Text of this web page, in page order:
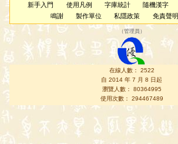
新手入門 使用凡例 字庫統計 隨機漢字
鳴謝
製作單位 私隱政策 免責聲明
（管理員 ）
在線人數： 2522
自 2014 年 7 月 8 日起
瀏覽人數： 80364995
使用次數： 294467489